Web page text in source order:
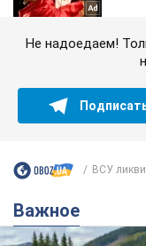
Не надоедаем!
ВСУ
Важное